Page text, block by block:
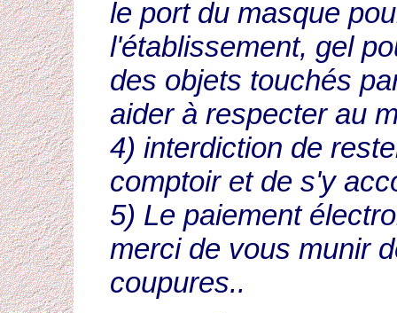
le port du masque
l'établissement, gel
des objets touchés
aider à respecter au
4) interdiction de
comptoir et de s'y
5) Le paiement
merci de vous munir
coupures..